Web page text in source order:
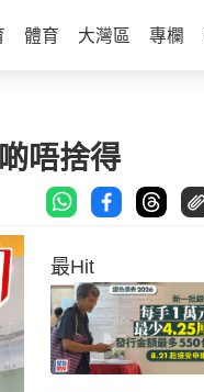
體育 大灣區 專欄
唔捨得
最Hit